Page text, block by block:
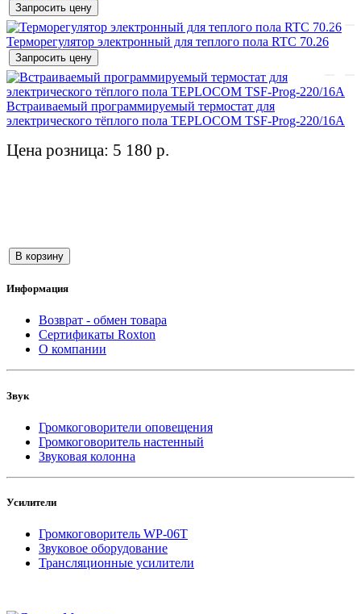
Запросить цену
Терморегулятор электронный для теплого пола RTC 70.26
Запросить цену
Встраиваемый программируемый термостат для
электрического тёплого пола TEPLOCOM TSF-Prog-220/16A
Цена розница: 5 180 р.
В корзину
Информация
Возврат - обмен товара
Сертификаты Roxton
О компании
Звук
Громкоговорители оповещения
Громкоговоритель настенный
Звуковая колонна
Усилители
Громкоговоритель WP-06T
Звуковое оборудование
Трансляционные усилители